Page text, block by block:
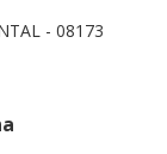
- 08173